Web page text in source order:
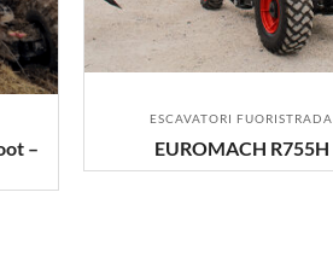
–
ESCAVATORI FUORISTRADA
EUROMACH R755H